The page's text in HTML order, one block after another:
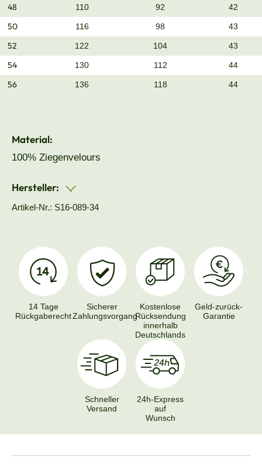
48 110 92 42
50 116 98 43
52 122 104 43
54 130 112 44
56 136 118 44
Material:
100% Ziegenvelours
Hersteller:
Artikel-Nr.: S16-089-34
14 Tage
Rückgaberecht
Sicherer
Zahlungsvorgang
Kostenlose
Rücksendung
innerhalb
Deutschlands
Geld-zurück-
Garantie
Schneller
Versand
24h-Express
auf
Wunsch